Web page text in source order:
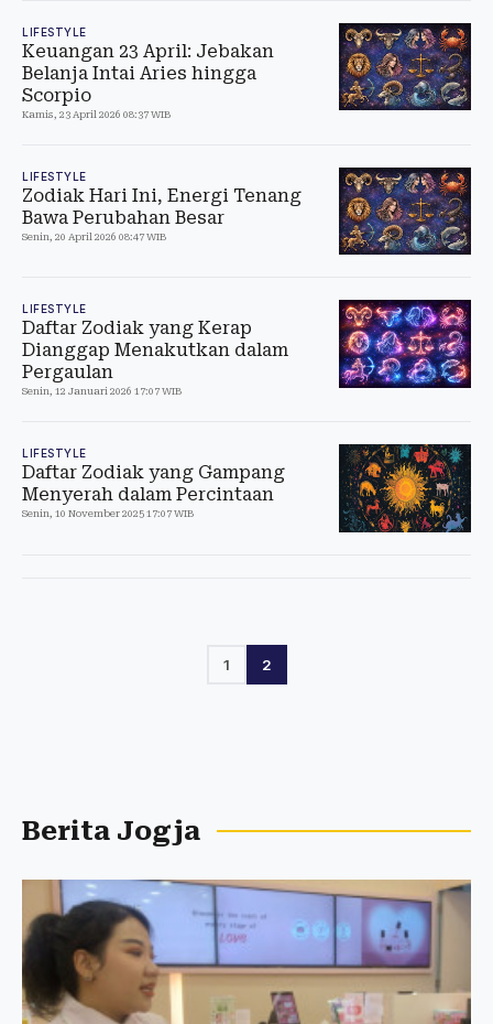
LIFESTYLE
Keuangan 23 April: Jebakan
Belanja Intai Aries hingga
Scorpio
Kamis, 23 April 2026 08:37 WIB
LIFESTYLE
Zodiak Hari Ini, Energi Tenang
Bawa Perubahan Besar
Senin, 20 April 2026 08:47 WIB
LIFESTYLE
Daftar Zodiak yang Kerap
Dianggap Menakutkan dalam
Pergaulan
Senin, 12 Januari 2026 17:07 WIB
LIFESTYLE
Daftar Zodiak yang Gampang
Menyerah dalam Percintaan
Senin, 10 November 2025 17:07 WIB
1 2
Berita Jogja